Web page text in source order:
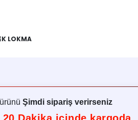
LOKMA
Şimdi sipariş verirseniz
20 Dakika içinde kargoda